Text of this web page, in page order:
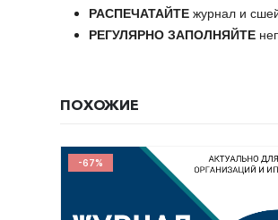
РАСПЕЧАТАЙТЕ журнал и
РЕГУЛЯРНО ЗАПОЛНЯЙТЕ
ПОХОЖИЕ
-67%